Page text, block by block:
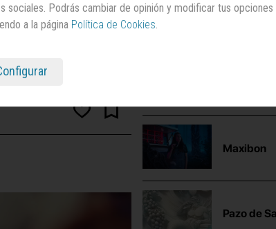
Los más vistos
Mutua
Maxibon
Pazo de
sociales. Podrás cambiar de opinión y modificar tus opciones
a la página Política de Cookies